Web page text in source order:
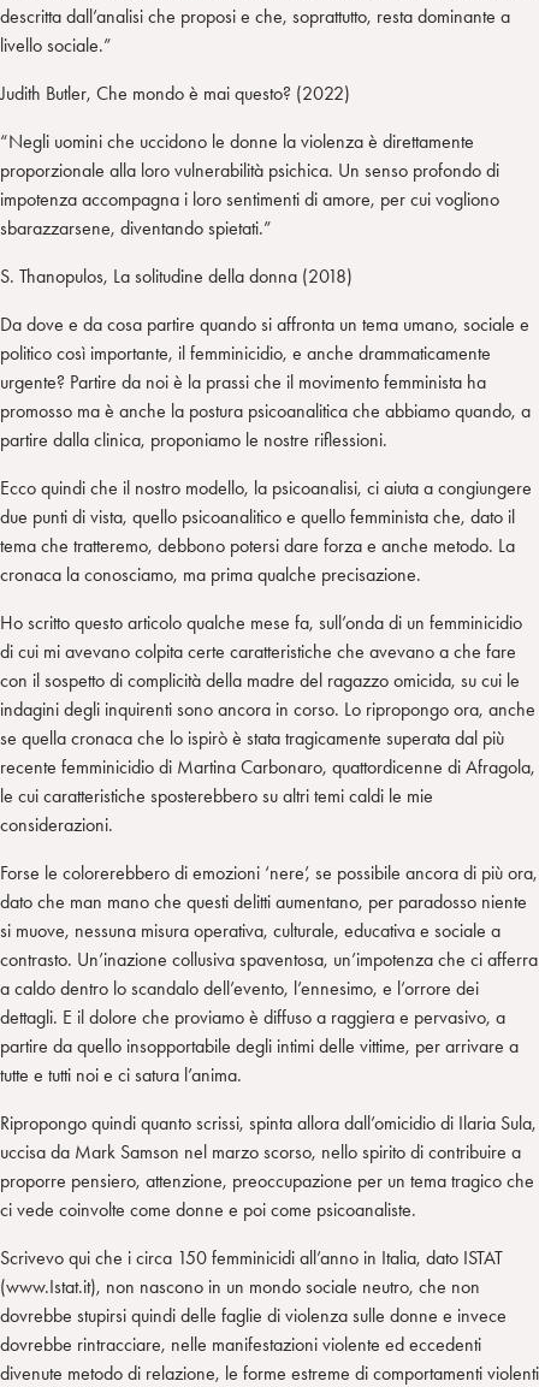
descritta dall’analisi che proposi e che, soprattutto, resta dominante a
livello sociale.”
Judith Butler, Che mondo è mai questo? (2022)
“Negli uomini che uccidono le donne la violenza è direttamente
proporzionale alla loro vulnerabilità psichica. Un senso profondo di
impotenza accompagna i loro sentimenti di amore, per cui vogliono
sbarazzarsene, diventando spietati.”
S. Thanopulos, La solitudine della donna (2018)
Da dove e da cosa partire quando si affronta un tema umano, sociale e
politico così importante, il femminicidio, e anche drammaticamente
urgente? Partire da noi è la prassi che il movimento femminista ha
promosso ma è anche la postura psicoanalitica che abbiamo quando, a
partire dalla clinica, proponiamo le nostre riflessioni.
Ecco quindi che il nostro modello, la psicoanalisi, ci aiuta a congiungere
due punti di vista, quello psicoanalitico e quello femminista che, dato il
tema che tratteremo, debbono potersi dare forza e anche metodo. La
cronaca la conosciamo, ma prima qualche precisazione.
Ho scritto questo articolo qualche mese fa, sull’onda di un femminicidio
di cui mi avevano colpita certe caratteristiche che avevano a che fare
con il sospetto di complicità della madre del ragazzo omicida, su cui le
indagini degli inquirenti sono ancora in corso. Lo ripropongo ora, anche
se quella cronaca che lo ispirò è stata tragicamente superata dal più
recente femminicidio di Martina Carbonaro, quattordicenne di Afragola,
le cui caratteristiche sposterebbero su altri temi caldi le mie
considerazioni.
Forse le colorerebbero di emozioni ‘nere’, se possibile ancora di più ora,
dato che man mano che questi delitti aumentano, per paradosso niente
si muove, nessuna misura operativa, culturale, educativa e sociale a
contrasto. Un’inazione collusiva spaventosa, un’impotenza che ci afferra
a caldo dentro lo scandalo dell’evento, l’ennesimo, e l’orrore dei
dettagli. E il dolore che proviamo è diffuso a raggiera e pervasivo, a
partire da quello insopportabile degli intimi delle vittime, per arrivare a
tutte e tutti noi e ci satura l’anima.
Ripropongo quindi quanto scrissi, spinta allora dall’omicidio di Ilaria Sula,
uccisa da Mark Samson nel marzo scorso, nello spirito di contribuire a
proporre pensiero, attenzione, preoccupazione per un tema tragico che
ci vede coinvolte come donne e poi come psicoanaliste.
Scrivevo qui che i circa 150 femminicidi all’anno in Italia, dato ISTAT
(www.Istat.it), non nascono in un mondo sociale neutro, che non
dovrebbe stupirsi quindi delle faglie di violenza sulle donne e invece
dovrebbe rintracciare, nelle manifestazioni violente ed eccedenti
divenute metodo di relazione, le forme estreme di comportamenti violenti